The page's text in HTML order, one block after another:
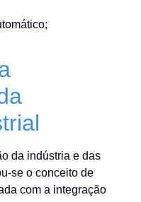
da indústria e das
se o conceito de
com a integração